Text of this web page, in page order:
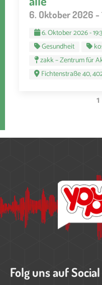
6. Oktober 2026 -
6. Oktober 2026 -
Gesundheit
zakk – Zentrum für
Fichtenstraße 40,
1
Folg uns auf